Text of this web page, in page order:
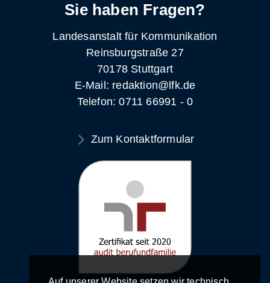
Sie haben Fragen?
Landesanstalt für Kommunikation
Reinsburgstraße 27
70178 Stuttgart
E-Mail: redaktion@lfk.de
Telefon: 0711 66991 - 0
Zum Kontaktformular